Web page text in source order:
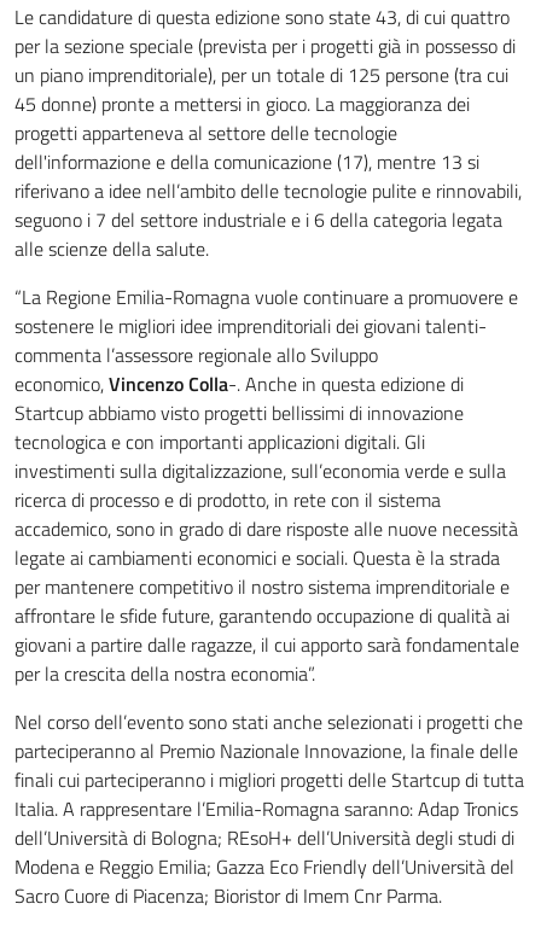
Le candidature di questa edizione sono state 43, di cui quattro
per la sezione speciale (prevista per i progetti già in possesso di
un piano imprenditoriale), per un totale di 125 persone (tra cui
45 donne) pronte a mettersi in gioco. La maggioranza dei
progetti apparteneva al settore delle tecnologie
dell'informazione e della comunicazione (17), mentre 13 si
riferivano a idee nell’ambito delle tecnologie pulite e rinnovabili,
seguono i 7 del settore industriale e i 6 della categoria legata
alle scienze della salute.
“La Regione Emilia-Romagna vuole continuare a promuovere e
sostenere le migliori idee imprenditoriali dei giovani talenti-
commenta l’assessore regionale allo Sviluppo
economico,Vincenzo Colla-. Anche in questa edizione di
Startcup abbiamo visto progetti bellissimi di innovazione
tecnologica e con importanti applicazioni digitali. Gli
investimenti sulla digitalizzazione, sull’economia verde e sulla
ricerca di processo e di prodotto, in rete con il sistema
accademico, sono in grado di dare risposte alle nuove necessità
legate ai cambiamenti economici e sociali. Questa è la strada
per mantenere competitivo il nostro sistema imprenditoriale e
affrontare le sfide future, garantendo occupazione di qualità ai
giovani a partire dalle ragazze, il cui apporto sarà fondamentale
per la crescita della nostra economia”.
Nel corso dell’evento sono stati anche selezionati i progetti che
parteciperanno al Premio Nazionale Innovazione, la finale delle
finali cui parteciperanno i migliori progetti delle Startcup di tutta
Italia. A rappresentare l’Emilia-Romagna saranno: Adap Tronics
dell’Università di Bologna; REsoH+ dell’Università degli studi di
Modena e Reggio Emilia; Gazza Eco Friendly dell’Università del
Sacro Cuore di Piacenza; Bioristor di Imem Cnr Parma.